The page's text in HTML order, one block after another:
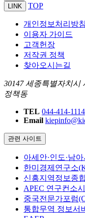
LINK TOP
개인정보처리방침
이용자 가이드
고객헌장
저작권 정책
찾아오시는길
30147 세종특별자치시
정책동
TEL 044-414-1114
Email
관련 사이트
아세안·인도·남
한미경제연구소
신흥지역정보종
APEC 연구컨소
중국전문가포럼
통합무역 정보서